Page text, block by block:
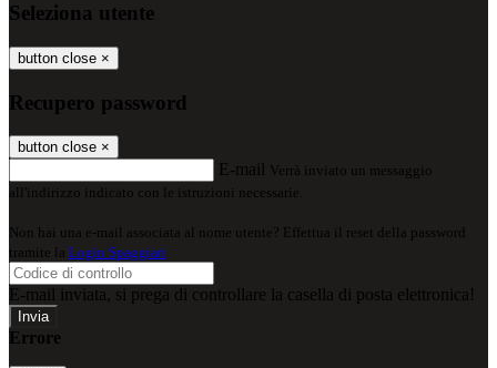
Seleziona utente
button close ×
Recupero password
button close ×
E-mail Verrà inviato un messaggio
all'indirizzo indicato con le istruzioni necessarie.
Non hai una e-mail associata al nome utente? Effettua il reset della password
tramite la Login Spaggiari
E-mail inviata, si prega di controllare la casella di posta elettronica!
Errore